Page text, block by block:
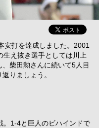
打を達成しました。2001
え抜き選手としては川上
柴田勲さんに続いて5人目
りましょう。
1-4と巨人のビハインドで